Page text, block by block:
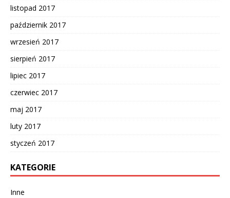
listopad 2017
październik 2017
wrzesień 2017
sierpień 2017
lipiec 2017
czerwiec 2017
maj 2017
luty 2017
styczeń 2017
KATEGORIE
Inne